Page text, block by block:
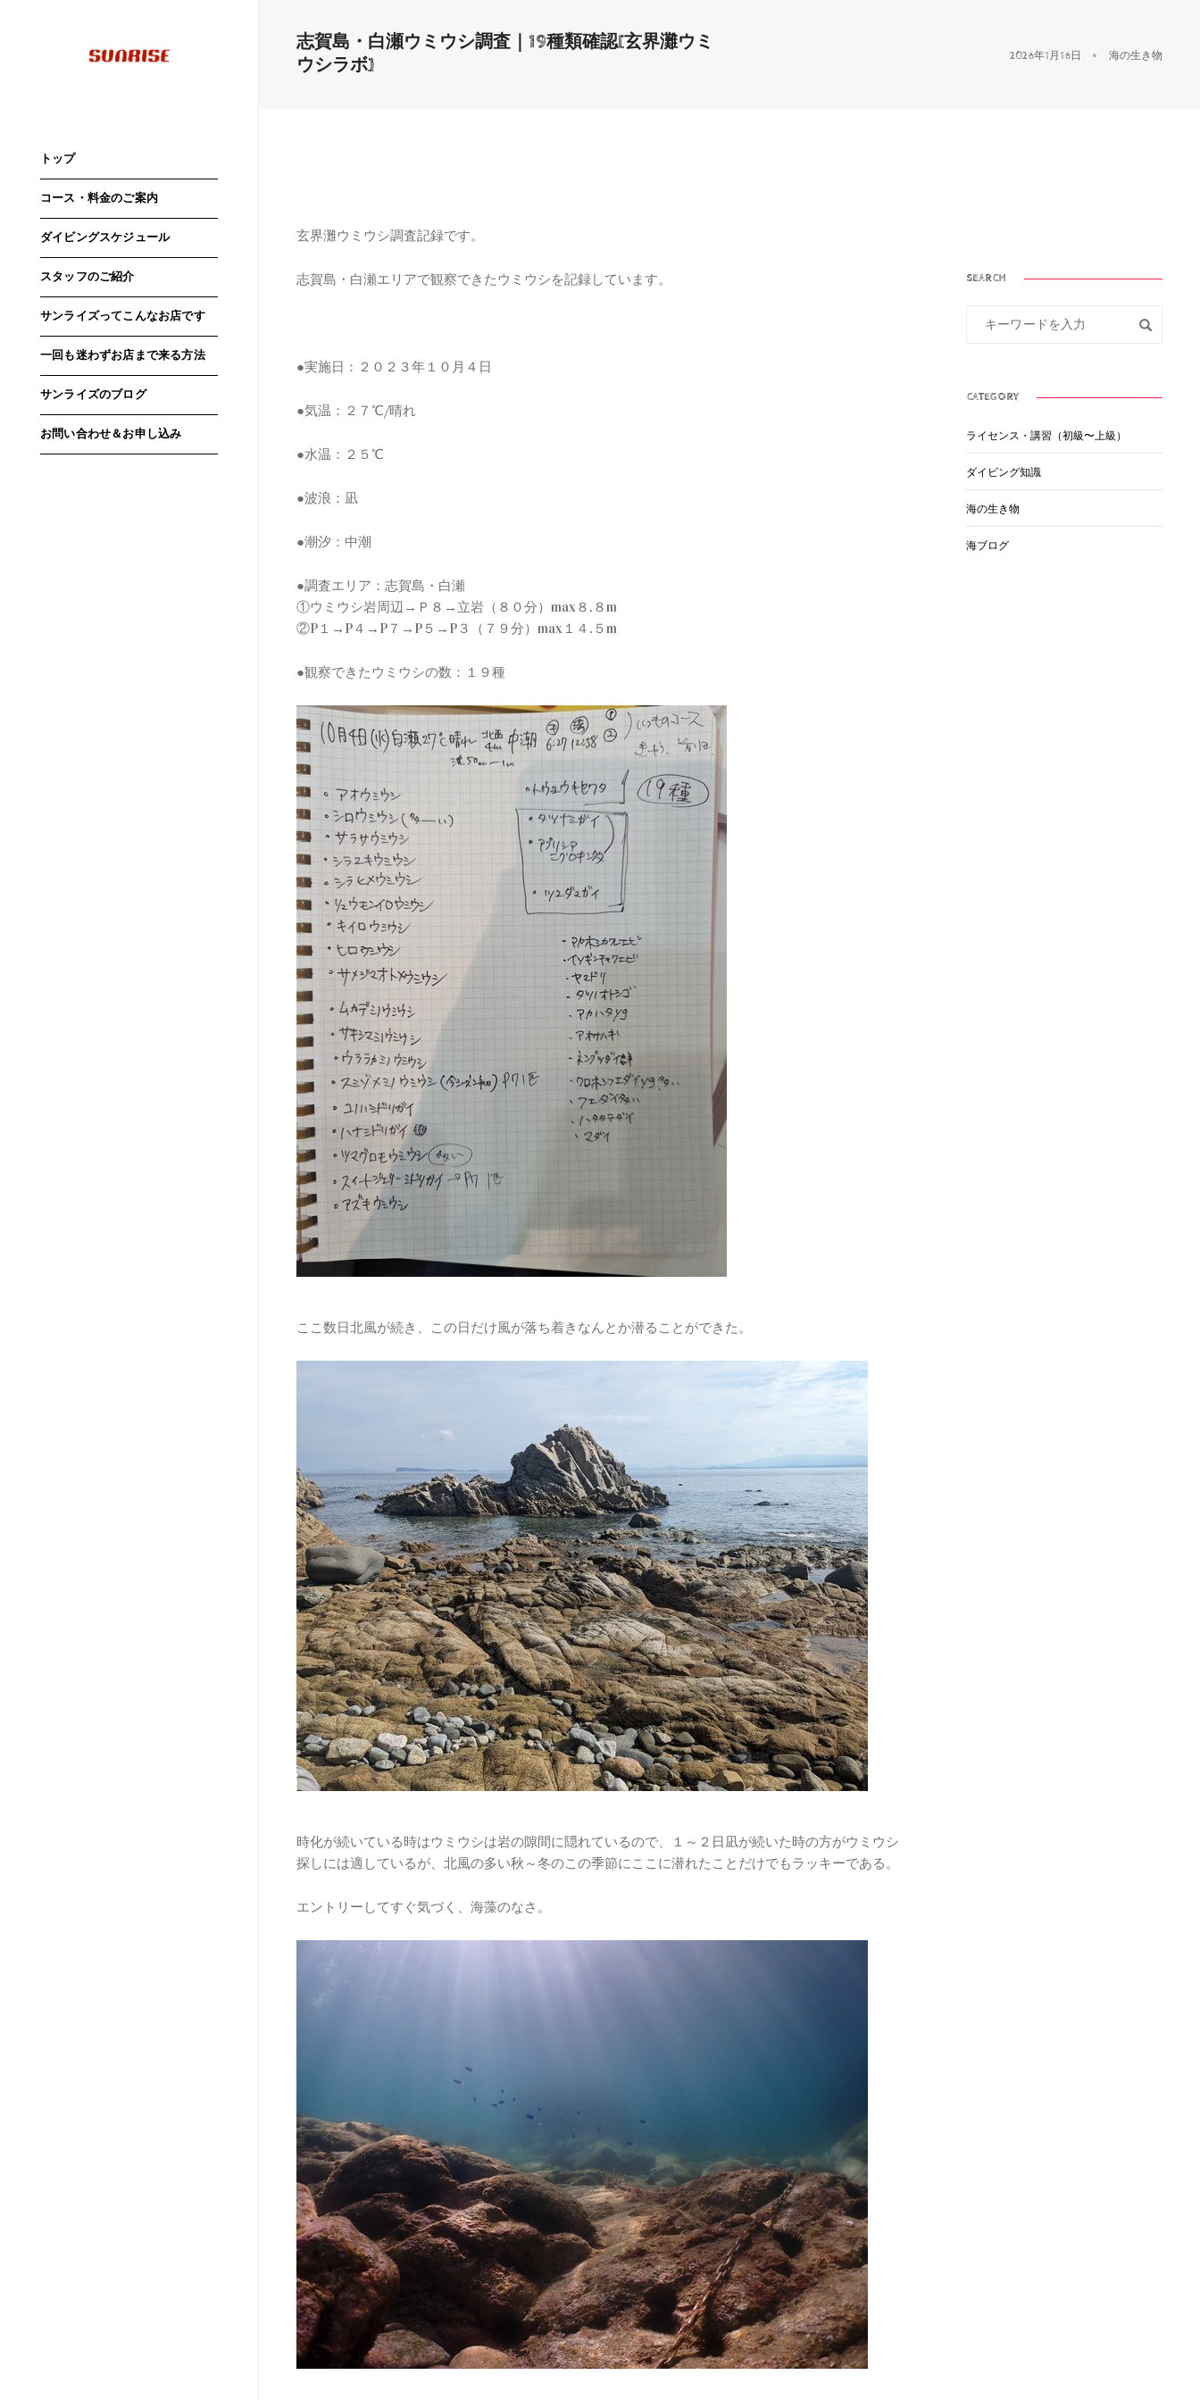
トップ
コース・料金のご案内
ダイビングスケジュール
スタッフのご紹介
サンライズってこんなお店です
一回も迷わずお店まで来る方法
サンライズのブログ
お問い合わせ＆お申し込み
志賀島・白瀬ウミウシ調査｜19種類確認[玄界灘ウミ
ウシラボ]
2026年1月16日 海の生き物
玄界灘ウミウシ調査記録です。
志賀島・白瀬エリアで観察できたウミウシを記録しています。
●実施日：２０２３年１０月４日
●気温：２７℃/晴れ
●水温：２５℃
●波浪：凪
●潮汐：中潮
●調査エリア：志賀島・白瀬
①ウミウシ岩周辺→Ｐ８→立岩（８０分）max８.８m
②P１→P４→P７→P５→P３（７９分）max１４.５m
●観察できたウミウシの数：１９種
ここ数日北風が続き、この日だけ風が落ち着きなんとか潜ることができた。
時化が続いている時はウミウシは岩の隙間に隠れているので、１～２日凪が続いた時の方がウミウシ
探しには適しているが、北風の多い秋～冬のこの季節にここに潜れたことだけでもラッキーである。
エントリーしてすぐ気づく、海藻のなさ。
SEARCH
CATEGORY
ライセンス・講習（初級〜上級）
ダイビング知識
海の生き物
海ブログ